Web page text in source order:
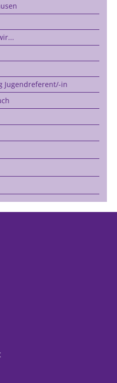
Jugendreferent/-in